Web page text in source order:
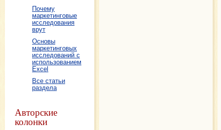
Почему
маркетинговые
исследования
врут
Основы
маркетинговых
исследований с
использованием
Excel
Все статьи
раздела
Авторские
колонки